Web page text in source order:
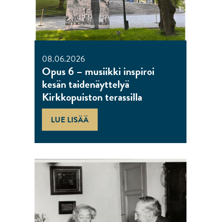
08.06.2026
Opus 6 – musiikki inspiroi
kesän taidenäyttelyä
Kirkkopuiston terassilla
LUE LISÄÄ